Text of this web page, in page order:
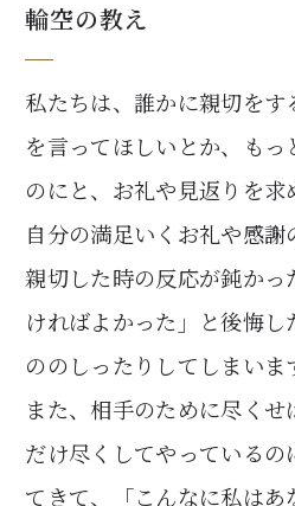
輪空の教え
私たちは、誰かに親切を
を言ってほしいとか、も
のにと、お礼や見返りを求
自分の満足いくお礼や感謝
親切した時の反応が鈍かっ
ければよかった」と後悔
ののしったりしてしまいま
また、相手のために尽く
だけ尽くしてやっている
てきて、「こんなに私は